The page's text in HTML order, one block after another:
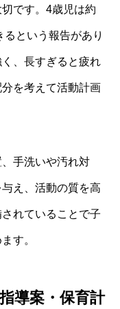
です。4歳児は約
という報告があり
、長すぎると疲れ
を考えて活動計画
手洗いや汚れ対
え、活動の質を高
れていることで子
す。
導案・保育計